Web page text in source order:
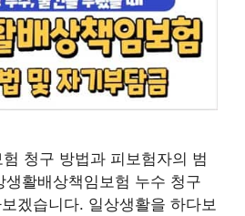
청구 방법과 피보험자의 범
활배상책임보험 누수 청구
겠습니다. 일상생활을 하다보